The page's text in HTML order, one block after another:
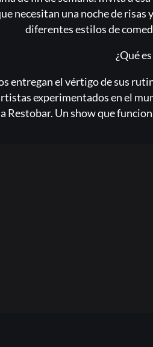
necesitan una noche de risas
diferentes estilos de
¿Qué
entregan el vértigo de sus
experimentados en el
Restobar. Un show que